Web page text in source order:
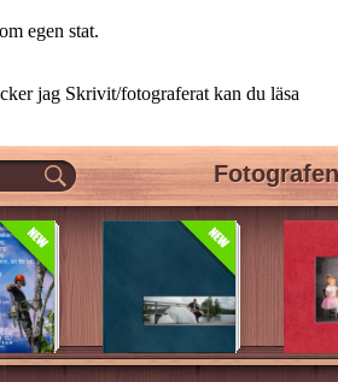
egen stat.
jag Skrivit/fotograferat kan du läsa